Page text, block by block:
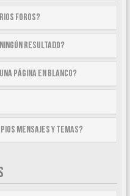
foros?
ningún resultado?
página en blanco?
mensajes y temas?